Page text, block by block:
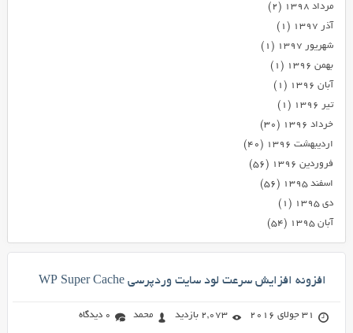
مرداد ۱۳۹۸
(۲)
آذر ۱۳۹۷
(۱)
شهریور ۱۳۹۷
(۱)
بهمن ۱۳۹۶
(۱)
آبان ۱۳۹۶
(۱)
تیر ۱۳۹۶
(۱)
خرداد ۱۳۹۶
(۳۰)
اردیبهشت ۱۳۹۶
(۴۰)
فروردین ۱۳۹۶
(۵۶)
اسفند ۱۳۹۵
(۵۶)
دی ۱۳۹۵
(۱)
آبان ۱۳۹۵
(۵۴)
افزونه افزايش سرعت لود سايت وردپرسي WP Super Cache
31 جولای 2016 2,073 بازدید محمد 0 دیدگاه